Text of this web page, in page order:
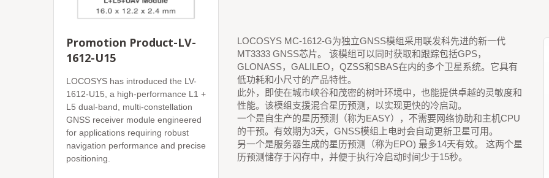
Promotion Product-LV-
1612-U15
LOCOSYS has introduced the LV-
1612-U15, a high-performance L1 +
L5 dual-band, multi-constellation
GNSS receiver module engineered
for applications requiring robust
navigation performance and precise
positioning.
LOCOSYS MC-1612-G为独立GNSS模组采用联发科先进的新一代
MT3333 GNSS芯片。 该模组可以同时获取和跟踪包括GPS，
GLONASS，GALILEO，QZSS和SBAS在内的多个卫星系统。它具有
低功耗和小尺寸的产品特性。
此外，即使在城市峡谷和茂密的树叶环境中，也能提供卓越的灵敏度和
性能。该模组支援混合星历预测，以实现更快的冷启动。
一个是自生产的星历预测（称为EASY），不需要网络协助和主机CPU
的干预。有效期为3天，GNSS模组上电时会自动更新卫星可用。
另一个是服务器生成的星历预测（称为EPO) 最多14天有效。 这两个星
历预测储存于闪存中，并便于执行冷启动时间少于15秒。